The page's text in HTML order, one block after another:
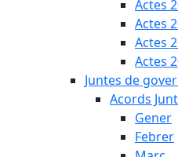
Actes
Actes
Actes
Actes
Juntes de
Acords
Gener
Febrer